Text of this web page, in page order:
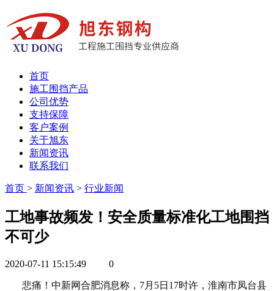
首页
施工围挡产品
公司优势
支持保障
客户案例
关于旭东
新闻资讯
联系我们
首页 > 新闻资讯 > 行业新闻
工地事故频发！安全质量标准化工地围挡
不可少
2020-07-11 15:15:49 0
悲痛！中新网合肥消息称， 7月 5日 17时许，淮南市凤台县